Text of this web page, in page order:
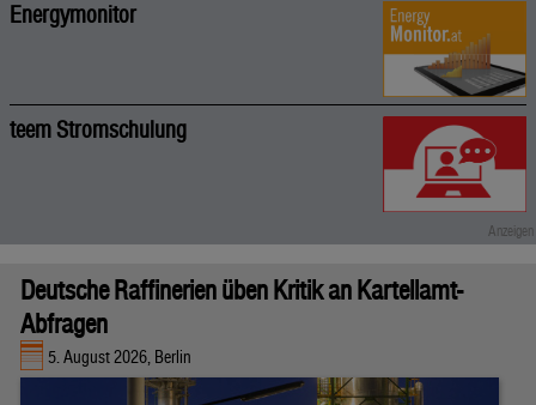
Energymonitor
teem Stromschulung
Deutsche Raffinerien üben Kritik an Kartellamt-
Abfragen
5. August 2026, Berlin